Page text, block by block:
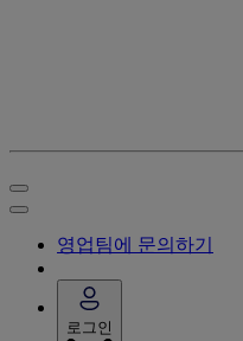
영업팀에 문의하기
로그인